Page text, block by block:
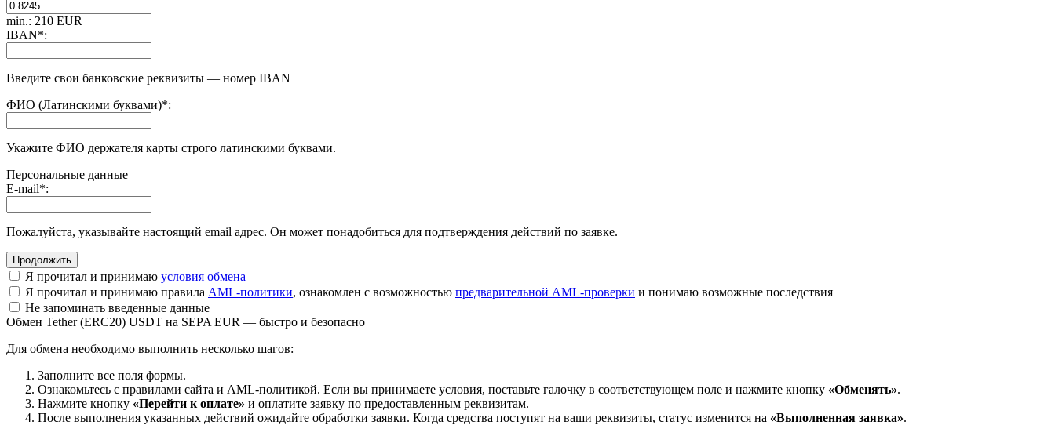
min.: 210 EUR
IBAN*:
Введите свои банковские реквизиты — номер IBAN
ФИО (Латинскими буквами)*:
Укажите ФИО держателя карты строго латинскими буквами.
Персональные данные
E-mail*:
Пожалуйста, указывайте настоящий email адрес. Он может понадобиться для подтверждения действий по заявке.
Я прочитал и принимаю условия обмена
Я прочитал и принимаю правила AML-политики, ознакомлен с возможностью предварительной AML-проверки и понимаю возможные последствия
Не запоминать введенные данные
Обмен Tether (ERC20) USDT на SEPA EUR — быстро и безопасно
Для обмена необходимо выполнить несколько шагов:
Заполните все поля формы.
Ознакомьтесь с правилами сайта и AML-политикой. Если вы принимаете условия, поставьте галочку в соответствующем поле и нажмите кнопку «Обменять».
Нажмите кнопку «Перейти к оплате» и оплатите заявку по предоставленным реквизитам.
После выполнения указанных действий ожидайте обработки заявки. Когда средства поступят на ваши реквизиты, статус изменится на «Выполненная заявка».